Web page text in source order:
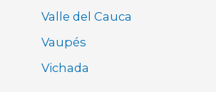
Valle del Cauca
Vaupés
Vichada